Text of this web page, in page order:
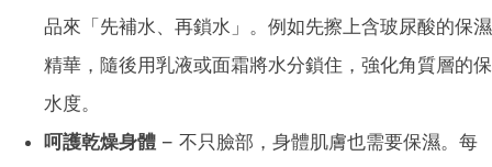
品來「先補水、再鎖水」。例如先擦上含玻尿酸的保濕
精華，隨後用乳液或面霜將水分鎖住，強化角質層的保
水度。
呵護乾燥身體 – 不只臉部，身體肌膚也需要保濕。每